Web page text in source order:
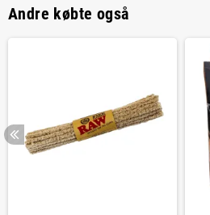
Andre købte også